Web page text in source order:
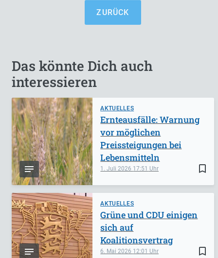
ZURÜCK
Das könnte Dich auch
interessieren
AKTUELLES
bookmark_border
1. Juli 2026 17:51
Ernteausfälle: Warnung
vor möglichen
Preissteigungen bei
Lebensmitteln
AKTUELLES
bookmark_border
6. Mai 2026 12:01
Grüne und CDU einigen
sich auf
Koalitionsvertrag